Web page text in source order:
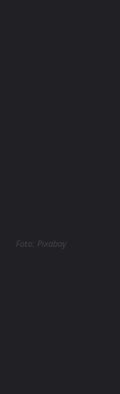
Foto: Pixabay